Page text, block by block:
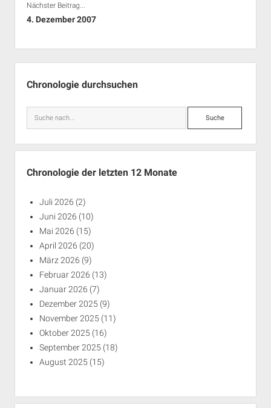
Nächster Beitrag...
4. Dezember 2007
Chronologie durchsuchen
Suche
Chronologie der letzten 12 Monate
Juli 2026 (2)
Juni 2026 (10)
Mai 2026 (15)
April 2026 (20)
März 2026 (9)
Februar 2026 (13)
Januar 2026 (7)
Dezember 2025 (9)
November 2025 (11)
Oktober 2025 (16)
September 2025 (18)
August 2025 (15)